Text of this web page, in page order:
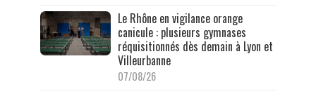
Le Rhône en vigilance orange
canicule : plusieurs gymnases
réquisitionnés dès demain à Lyon et
Villeurbanne
07/08/26